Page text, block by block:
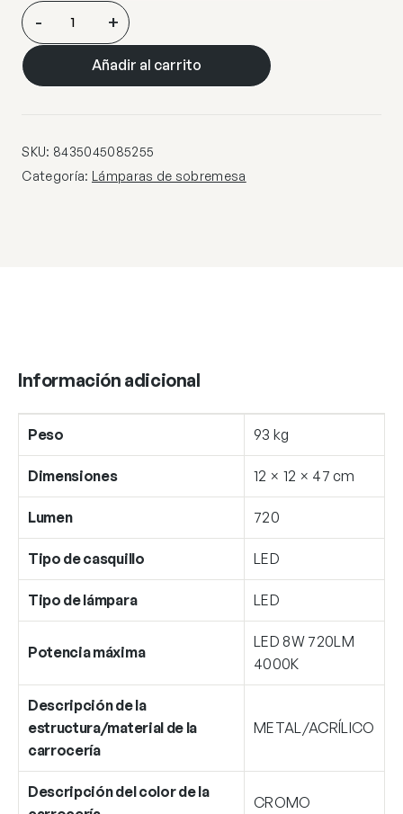
SOBREMESA
MAR
CROMO
LED
4000K
cantidad
- +
Añadir al carrito
SKU: 8435045085255
Categoría: Lámparas de sobremesa
Información adicional
Peso 93 kg
Dimensiones 12 × 12 × 47 cm
Lumen 720
Tipo de casquillo LED
Tipo de lámpara LED
Potencia máxima
LED 8W 720LM
4000K
Descripción de la
estructura/material de la
carrocería
METAL/ACRÍLICO
Descripción del color de la
CROMO